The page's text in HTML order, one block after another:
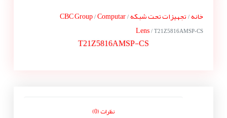
خانه/ تجهیزات تحت شبکه/
CBC Group /Computar
Lens / T21Z5816AMSP-CS
T21Z5816AMSP-CS
نظرات (0)